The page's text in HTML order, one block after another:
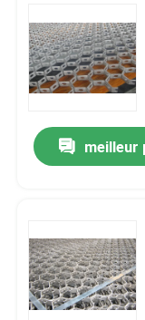
meilleur